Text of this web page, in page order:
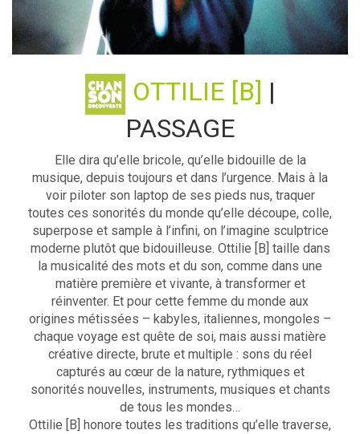
OTTILIE [B] |
PASSAGE
Elle dira qu’elle bricole, qu’elle bidouille de la
musique, depuis toujours et dans l’urgence. Mais à la
voir piloter son laptop de ses pieds nus, traquer
toutes ces sonorités du monde qu’elle découpe, colle,
superpose et sample à l’infini, on l’imagine sculptrice
moderne plutôt que bidouilleuse. Ottilie [B] taille dans
la musicalité des mots et du son, comme dans une
matière première et vivante, à transformer et
réinventer. Et pour cette femme du monde aux
origines métissées – kabyles, italiennes, mongoles –
chaque voyage est quête de soi, mais aussi matière
créative directe, brute et multiple : sons du réel
capturés au cœur de la nature, rythmiques et
sonorités nouvelles, instruments, musiques et chants
de tous les mondes…
Ottilie [B] honore toutes les traditions qu’elle traverse,